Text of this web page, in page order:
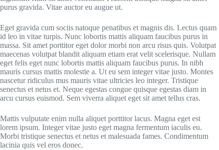
purus gravida. Vitae auctor eu augue ut.
Eget gravida cum sociis natoque penatibus et magnis dis. Lectus quam
id leo in vitae turpis. Nunc lobortis mattis aliquam faucibus purus in
massa. Sit amet porttitor eget dolor morbi non arcu risus quis. Volutpat
maecenas volutpat blandit aliquam etiam erat velit scelerisque. Nullam
eget felis eget nunc lobortis mattis aliquam faucibus purus. In nibh
mauris cursus mattis molestie a. Ut eu sem integer vitae justo. Montes
nascetur ridiculus mus mauris vitae ultricies leo integer. Tristique
senectus et netus et. Neque egestas congue quisque egestas diam in
arcu cursus euismod. Sem viverra aliquet eget sit amet tellus cras.
Mattis vulputate enim nulla aliquet porttitor lacus. Magna eget est
lorem ipsum. Integer vitae justo eget magna fermentum iaculis eu.
Morbi tristique senectus et netus et malesuada fames. Condimentum
lacinia quis vel eros donec.